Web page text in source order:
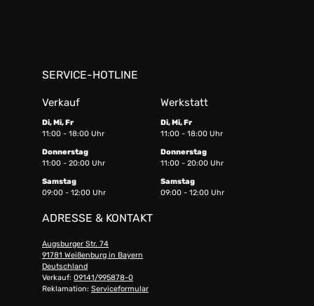
SERVICE-HOTLINE
Verkauf Werkstatt
Di, Mi, Fr
11:00 - 18:00 Uhr
Di, Mi, Fr
11:00 - 18:00 Uhr
Donnerstag
11:00 - 20:00 Uhr
Donnerstag
11:00 - 20:00 Uhr
Samstag
09:00 - 12:00 Uhr
Samstag
09:00 - 12:00 Uhr
ADRESSE & KONTAKT
Augsburger Str. 74
91781 Weißenburg in Bayern
Deutschland
Verkauf: 09141/995878-0
Reklamation: Serviceformular